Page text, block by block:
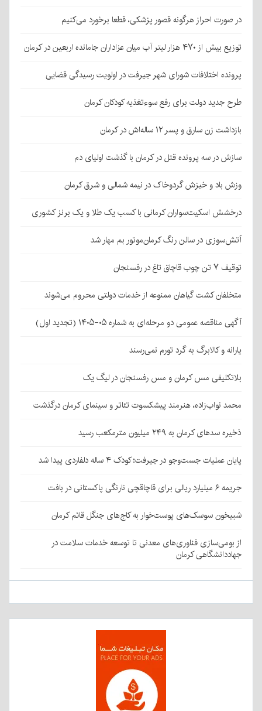
در صورت احراز هرگونه قصور پزشکی، قطعا برخورد می‌کنیم
توزیع بیش از ۴۷۰ هزار لیتر آب میان عزاداران جامانده اربعین در کرمان
پرونده اختلافات شورای شهر جیرفت در اولویت رسیدگی قضایی
طرح جدید دولت برای رفع سوءتغذیه کودکان کرمان
بازداشت زن سارق و پسر ۱۲ ساله‌اش در کرمان
سازش در سه پرونده قتل در کرمان با گذشت اولیای دم
وزش باد و خیزش گردوخاک در نیمه شمالی و شرق کرمان
درخشش اسکیت‌سواران کرمانی با کسب یک طلا و یک برنز کشوری
آتش‌سوزی در سالن رنگ کرمان‌موتور بم مهار شد
توقیف ۷ تن چوب قاچاق تاغ در رفسنجان
متخلفان کشت گیاهان ممنوعه از خدمات دولتی محروم می‌شوند
آگهی مناقصه عمومی دو مرحله‌ای به شماره ۰۵-۱۴۰۵ (تجدید اول)
یارانه و کالابرگ به گرد تورم نمی‌رسند
بلاتکلیفی مس کرمان و مس رفسنجان در لیگ یک
محمد نواب‌زاده، هنرمند پیشکسوت تئاتر و سینمای کرمان درگذشت
ذخیره سدهای کرمان به ۲۴۹ میلیون مترمکعب رسید
پایان عملیات جست‌وجو در جیرفت؛ کودک ۴ ساله دلفاردی پیدا شد
جریمه ۶ میلیارد ریالی برای قاچاقچی نارنگی پاکستانی در بافت
شبیخون سوسک‌های پوست‌خوار به کاج‌های جنگل قائم کرمان
از بومی‌سازی فناوری‌های معدنی تا توسعه خدمات سلامت در
جهاددانشگاهی کرمان